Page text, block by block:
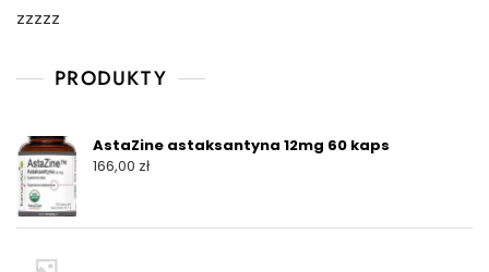
zzzzz
PRODUKTY
AstaZine astaksantyna 12mg 60 kaps
166,00 zł